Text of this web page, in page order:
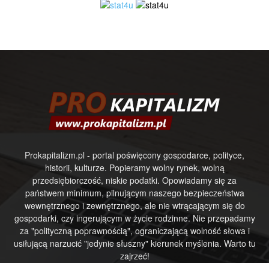
Prokapitalizm.pl - portal poświęcony gospodarce, polityce,
historii, kulturze. Popieramy wolny rynek, wolną
przedsiębiorczość, niskie podatki. Opowiadamy się za
państwem minimum, pilnującym naszego bezpieczeństwa
wewnętrznego i zewnętrznego, ale nie wtrącającym się do
gospodarki, czy ingerującym w życie rodzinne. Nie przepadamy
za "polityczną poprawnością", ograniczającą wolność słowa i
usiłującą narzucić "jedynie słuszny" kierunek myślenia. Warto tu
zajrzeć!